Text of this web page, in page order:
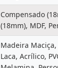
Compensado
(18mm), MDF,
Madeira
Laca, Acrílico,